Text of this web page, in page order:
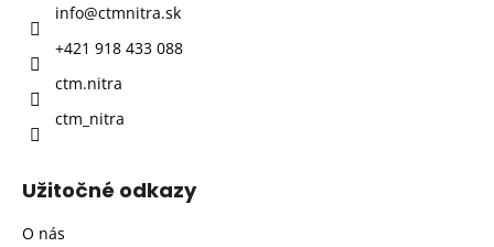
info@ctmnitra.sk
+421 918 433 088
ctm.nitra
ctm_nitra
Užitočné odkazy
O nás